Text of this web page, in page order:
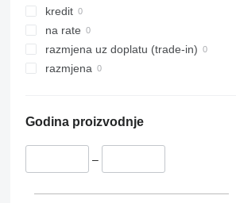
kredit
na rate
razmjena uz doplatu (trade-in)
razmjena
Godina proizvodnje
–